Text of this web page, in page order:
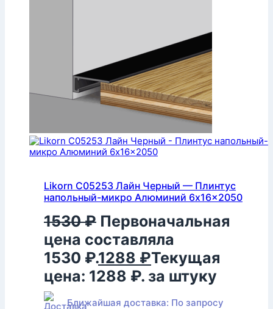
Likorn C05253 Лайн Черный — Плинтус
напольный-микро Алюминий 6x16x2050
1530₽ Первоначальная
цена составляла
1530 ₽.1288 ₽Текущая
цена: 1288 ₽. за штуку
Ближайшая доставка: По запросу